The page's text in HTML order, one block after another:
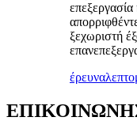
ξεχωριστή
έρευνα